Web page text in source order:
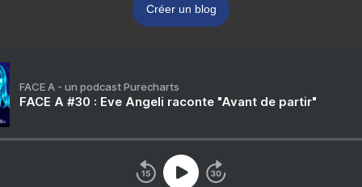
Créer un blog
FACE A - un podcast Purecharts
FACE A #30 : Eve Angeli raconte "Avant de partir"